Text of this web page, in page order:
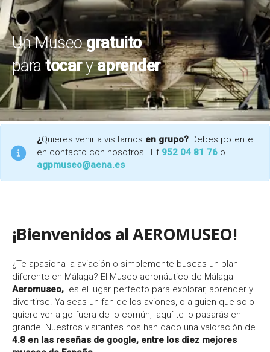
n
á
t
i
Un Museogratuito
paratocaryaprender
¿Quieres venir a visitarnos en grupo? Debes potente
en contacto con nosotros. Tlf.952 04 81 76 o
agpmuseo@aena.es
¡Bienvenidos al AEROMUSEO!
¿Te apasiona la aviación o simplemente buscas un plan
diferente en Málaga? El Museo aeronáutico de Málaga
Aeromuseo, es el lugar perfecto para explorar, aprender y
divertirse. Ya seas un fan de los aviones, o alguien que solo
quiere ver algo fuera de lo común, ¡aquí te lo pasarás en
grande! Nuestros visitantes nos han dado una valoración de
4.8 en las reseñas de google, entre los diez mejores